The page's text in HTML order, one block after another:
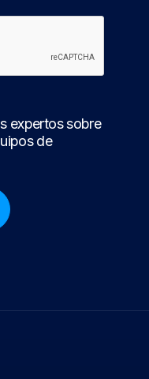
expertos sobre
de